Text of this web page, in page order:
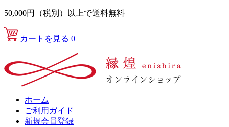
50,000円（税別）以上で送料無料
カートを見る 0
ホーム
ご利用ガイド
新規会員登録